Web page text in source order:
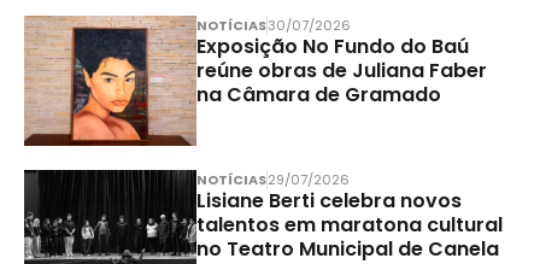
NOTÍCIAS30/07/2026
Exposição No Fundo do Baú
reúne obras de Juliana Faber
na Câmara de Gramado
NOTÍCIAS29/07/2026
Lisiane Berti celebra novos
talentos em maratona cultural
no Teatro Municipal de Canela